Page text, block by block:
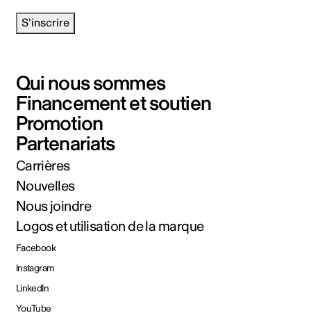
S'inscrire
Qui nous sommes
Financement et soutien
Promotion
Partenariats
Carrières
Nouvelles
Nous joindre
Logos et utilisation de la marque
Facebook
Instagram
LinkedIn
YouTube